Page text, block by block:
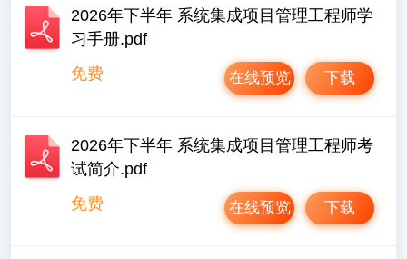
2026年下半年 系统集成项目管理工程师学
习手册.pdf
免费
下载
在线预览
2026年下半年 系统集成项目管理工程师考
试简介.pdf
免费
下载
在线预览